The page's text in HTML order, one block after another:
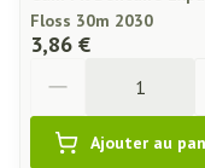
Floss 30m 2030
3,86 €
Ajouter au